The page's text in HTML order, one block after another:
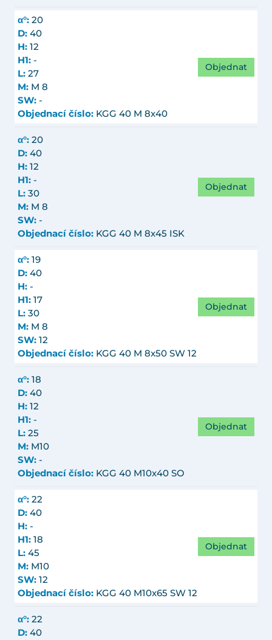
α°: 20
D: 40
H: 12
H1: -
L: 27
M: M 8
SW: -
Objednací číslo: KGG 40 M 8x40
Objednat
α°: 20
D: 40
H: 12
H1: -
L: 30
M: M 8
SW: -
Objednací číslo: KGG 40 M 8x45 ISK
Objednat
α°: 19
D: 40
H: -
H1: 17
L: 30
M: M 8
SW: 12
Objednací číslo: KGG 40 M 8x50 SW 12
Objednat
α°: 18
D: 40
H: 12
H1: -
L: 25
M: M10
SW: -
Objednací číslo: KGG 40 M10x40 SO
Objednat
α°: 22
D: 40
H: -
H1: 18
L: 45
M: M10
SW: 12
Objednací číslo: KGG 40 M10x65 SW 12
Objednat
α°: 22
D: 40